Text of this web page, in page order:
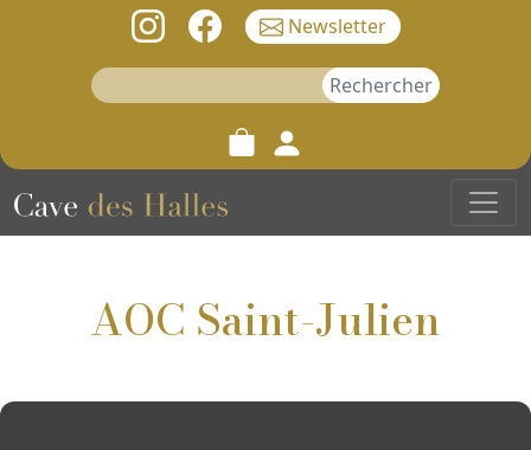
Newsletter
Rechercher :
AOC Saint-Julien